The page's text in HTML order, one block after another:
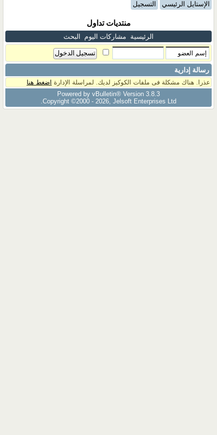
الإستايل الرئيسي التسجيل
منتديات تداول
الرئيسية مشاركات اليوم البحث
رسالة إدارية
عذرا. هناك مشكلة فى ملفات الكوكيز لديك. لمراسلة الإدارة اضغط هنا
Powered by vBulletin® Version 3.8.3
Copyright ©2000 - 2026, Jelsoft Enterprises Ltd.